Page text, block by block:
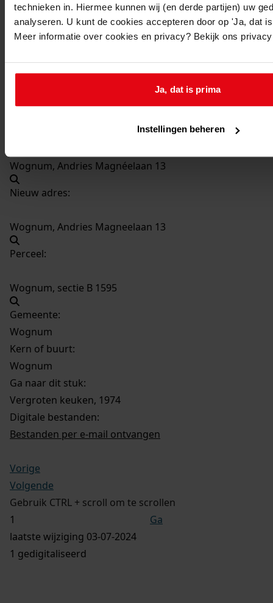
technieken in. Hiermee kunnen wij (en derde partijen) uw
analyseren. U kunt de cookies accepteren door op 'Ja, dat
Meer informatie over cookies en privacy? Bekijk ons
Ja, dat is prima
Instellingen beheren
1125Vergroten keuken, 1974
Datering:
Beschrijving:
Wognum, Andries Magnéelaan 13
Nieuw adres:
Wognum, Andries Magneelaan 13
Perceel:
Wognum, sectie B 1595
Gemeente:
Wognum
Kern of buurt:
Wognum
Ga naar dit stuk:
Vergroten keuken, 1974
Digitale bestanden:
Bestanden per e-mail ontvangen
Vorige
Volgende
Gebruik CTRL + scroll om te scrollen
Ga
laatste wijziging 03-07-2024
1 gedigitaliseerd